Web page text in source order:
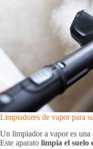
Limpiadores de vapor para
Un limpiador a vapor es
Este aparato limpia el suelo